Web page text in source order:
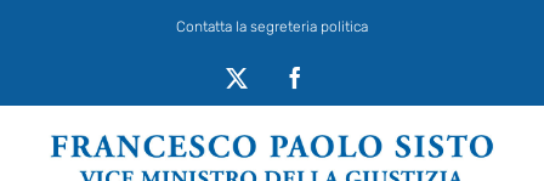
Contatta la segreteria politica